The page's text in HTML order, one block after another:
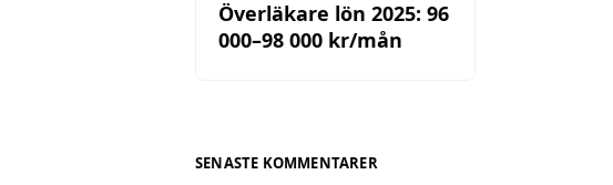
Överläkare lön 2025: 96
000–98 000 kr/mån
SENASTE KOMMENTARER